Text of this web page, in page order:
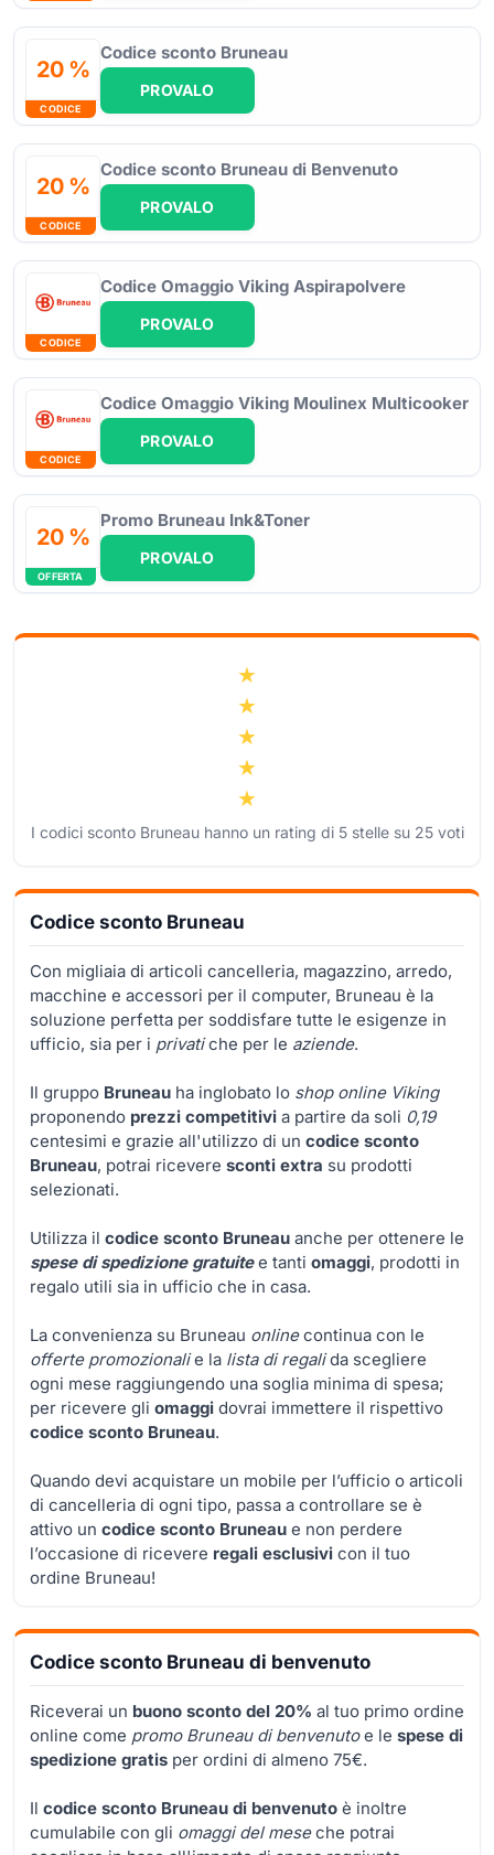
20 %
CODICE
Codice sconto Bruneau
PROVALO
20 %
CODICE
Codice sconto Bruneau di Benvenuto
PROVALO
CODICE
Codice Omaggio Viking Aspirapolvere
PROVALO
CODICE
Codice Omaggio Viking Moulinex Multicooker
PROVALO
20 %
OFFERTA
Promo Bruneau Ink&Toner
PROVALO
I codici sconto Bruneau hanno un rating di 5stelle su 25voti
Codice sconto Bruneau
Con migliaia di articoli cancelleria, magazzino, arredo,
macchine e accessori per il computer, Bruneau è la
soluzione perfetta per soddisfare tutte le esigenze in
ufficio, sia per i privatiche per le aziende.
Il gruppo Bruneau ha inglobato lo shop online Viking
proponendo prezzi competitivi a partire da soli 0,19
centesimi e grazie all'utilizzo di un codice sconto
Bruneau, potrai ricevere sconti extra su prodotti
selezionati.
Utilizza il codice sconto Bruneau anche per ottenere le
spese di spedizione gratuitee tanti omaggi, prodotti in
regalo utili sia in ufficio che in casa.
La convenienza su Bruneau onlinecontinua con le
offerte promozionalie la lista di regalida scegliere
ogni mese raggiungendo una soglia minima di spesa;
per ricevere gli omaggi dovrai immettere il rispettivo
codice sconto Bruneau.
Quando devi acquistare un mobile per l’ufficio o articoli
di cancelleria di ogni tipo, passa a controllare se è
attivo un codice sconto Bruneau e non perdere
l’occasione di ricevere regali esclusivi con il tuo
ordine Bruneau!
Codice sconto Bruneau di benvenuto
Riceverai un buono sconto del 20% al tuo primo ordine
online come promo Bruneau di benvenutoe le spese di
spedizione gratis per ordini di almeno 75€.
Il codice sconto Bruneau di benvenuto è inoltre
cumulabile con gli omaggi del meseche potrai